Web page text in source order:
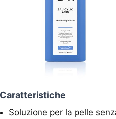
Caratteristiche
Soluzione per la pelle